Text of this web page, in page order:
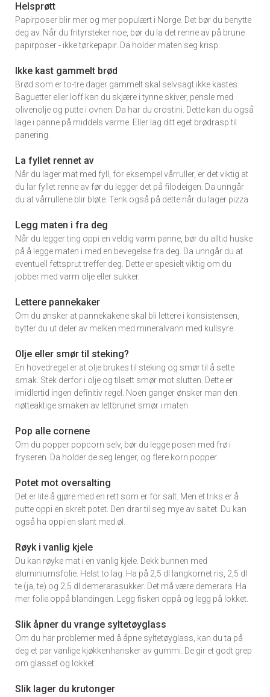
Helsprøtt
Papirposer blir mer og mer populært i Norge. Det bør du benytte
deg av. Når du frityrsteker noe, bør du la det renne av på brune
papirposer - ikke tørkepapir. Da holder maten seg krisp.
Ikke kast gammelt brød
Brød som er to-tre dager gammelt skal selvsagt ikke kastes.
Baguetter eller loff kan du skjære i tynne skiver, pensle med
olivenolje og putte i ovnen. Da har du crostini. Dette kan du også
lage i panne på middels varme. Eller lag ditt eget brødrasp til
panering.
La fyllet rennet av
Når du lager mat med fyll, for eksempel vårruller, er det viktig at
du lar fyllet renne av før du legger det på filodeigen. Da unngår
du at vårrullene blir bløte. Tenk også på dette når du lager pizza.
Legg maten i fra deg
Når du legger ting oppi en veldig varm panne, bør du alltid huske
på å legge maten i med en bevegelse fra deg. Da unngår du at
eventuell fettsprut treffer deg. Dette er spesielt viktig om du
jobber med varm olje eller sukker.
Lettere pannekaker
Om du ønsker at pannekakene skal bli lettere i konsistensen,
bytter du ut deler av melken med mineralvann med kullsyre.
Olje eller smør til steking?
En hovedregel er at olje brukes til steking og smør til å sette
smak. Stek derfor i olje og tilsett smør mot slutten. Dette er
imidlertid ingen definitiv regel. Noen ganger ønsker man den
nøtteaktige smaken av lettbrunet smør i maten.
Pop alle cornene
Om du popper popcorn selv, bør du legge posen med frø i
fryseren. Da holder de seg lenger, og flere korn popper.
Potet mot oversalting
Det er lite å gjøre med en rett som er for salt. Men et triks er å
putte oppi en skrelt potet. Den drar til seg mye av saltet. Du kan
også ha oppi en slant med øl.
Røyk i vanlig kjele
Du kan røyke mat i en vanlig kjele. Dekk bunnen med
aluminiumsfolie. Helst to lag. Ha på 2,5 dl langkornet ris, 2,5 dl
te (ja, te) og 2,5 dl demerarasukker. Det må være demerara. Ha
mer folie oppå blandingen. Legg fisken oppå og legg på lokket.
Slik åpner du vrange syltetøyglass
Om du har problemer med å åpne syltetøyglass, kan du ta på
deg et par vanlige kjøkkenhansker av gummi. De gir et godt grep
om glasset og lokket.
Slik lager du krutonger